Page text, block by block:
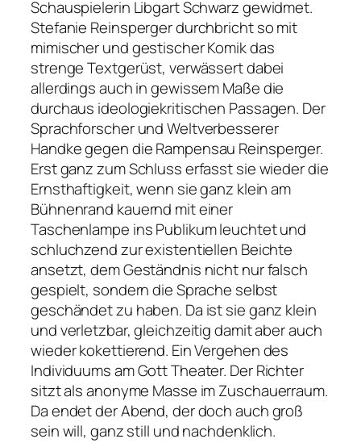
Schauspielerin Libgart Schwarz gewidmet.
Stefanie Reinsperger durchbricht so mit
mimischer und gestischer Komik das
strenge Textgerüst, verwässert dabei
allerdings auch in gewissem Maße die
durchaus ideologiekritischen Passagen. Der
Sprachforscher und Weltverbesserer
Handke gegen die Rampensau Reinsperger.
Erst ganz zum Schluss erfasst sie wieder die
Ernsthaftigkeit, wenn sie ganz klein am
Bühnenrand kauernd mit einer
Taschenlampe ins Publikum leuchtet und
schluchzend zur existentiellen Beichte
ansetzt, dem Geständnis nicht nur falsch
gespielt, sondern die Sprache selbst
geschändet zu haben. Da ist sie ganz klein
und verletzbar, gleichzeitig damit aber auch
wieder kokettierend. Ein Vergehen des
Individuums am Gott Theater. Der Richter
sitzt als anonyme Masse im Zuschauerraum.
Da endet der Abend, der doch auch groß
sein will, ganz still und nachdenklich.